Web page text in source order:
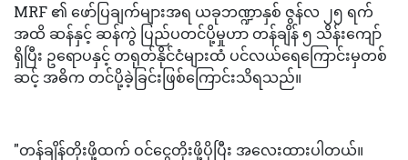
MRF ၏ ဖော်ပြချက်များအရ ယခုဘဏ္ဍာနှစ် ဇွန်လ ၂၅ ရက်
အထိ ဆန်နှင့် ဆန်ကွဲ ပြည်ပတင်ပို့မှုဟာ တန်ချိန် ၅ သိန်းကျော်
ရှိပြီး ဥရောပနှင့် တရုတ်နိုင်ငံများထံ ပင်လယ်ရေကြောင်းမှတစ်
ဆင့် အဓိက တင်ပို့ခဲ့ခြင်းဖြစ်ကြောင်းသိရသည်။
"တန်ချိန်တိုးဖို့ထက် ဝင်ငွေတိုးဖို့ပိုပြီး အလေးထားပါတယ်။